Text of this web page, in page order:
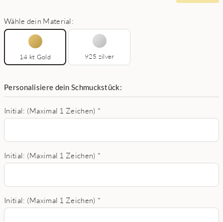
Wähle dein Material:
14 kt Gold 925 zilver
Personalisiere dein Schmuckstück:
Initial: (Maximal 1 Zeichen) *
Initial: (Maximal 1 Zeichen) *
Initial: (Maximal 1 Zeichen) *